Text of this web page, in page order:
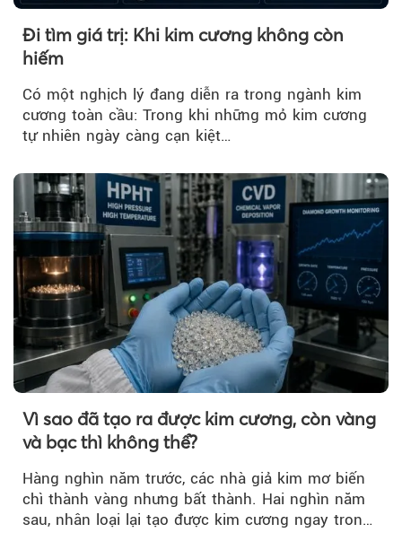
Đi tìm giá trị: Khi kim cương không còn
hiếm
Có một nghịch lý đang diễn ra trong ngành kim
cương toàn cầu: Trong khi những mỏ kim cương
tự nhiên ngày càng cạn kiệt…
Vì sao đã tạo ra được kim cương, còn vàng
và bạc thì không thể?
Hàng nghìn năm trước, các nhà giả kim mơ biến
chì thành vàng nhưng bất thành. Hai nghìn năm
sau, nhân loại lại tạo được kim cương ngay trong